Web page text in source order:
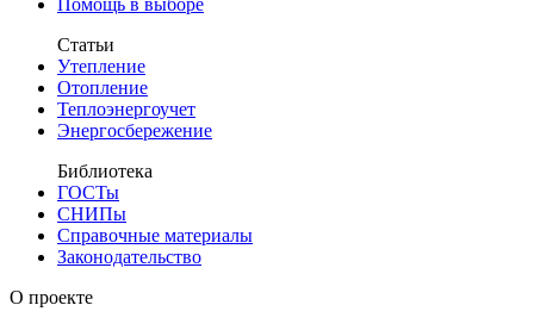
Помощь в выборе
Статьи
Утепление
Отопление
Теплоэнергоучет
Энергосбережение
Библиотека
ГОСТы
СНИПы
Справочные материалы
Законодательство
О проекте